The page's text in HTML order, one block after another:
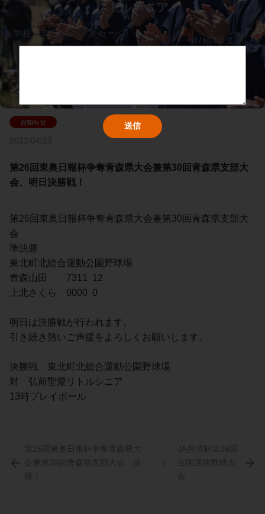
リトルシニア
学校・部活へのメッセージ
0/1000文字
2022/04/23
第26回東奥日報杯争奪青森県大会兼第30回青森県支部大
会、明日決勝戦！
第26回東奥日報杯争奪青森県大会兼第30回青森県支部大
会
準決勝
東北町北総合運動公園野球場
青森山田　　7311  12
上北さくら　0000  0
明日は決勝戦が行われます。
引き続き熱いご声援をよろしくお願いします。
決勝戦　東北町北総合運動公園野球場
対　弘前聖愛リトルシニア
13時プレイボール
第26回東奥日報杯争奪青森県大
会兼第30回青森県支部大会、決
JA共済杯第28回
全国選抜野球大